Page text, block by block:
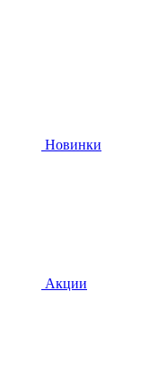
Новинки
Акции